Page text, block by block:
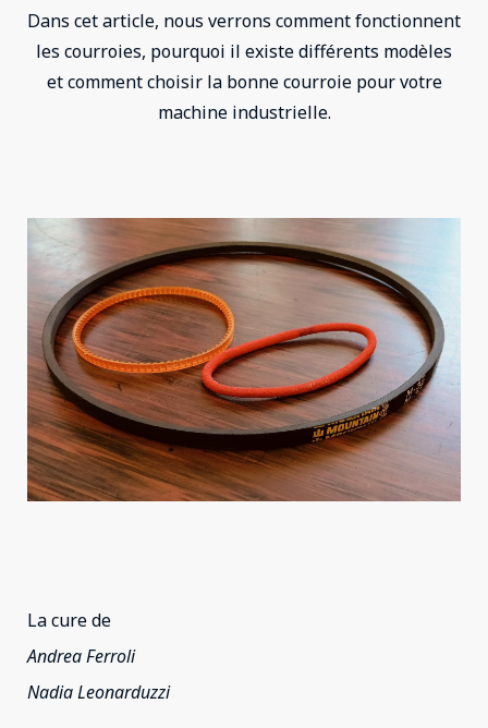
Dans cet article, nous verrons comment fonctionnent
les courroies, pourquoi il existe différents modèles
et comment choisir la bonne courroie pour votre
machine industrielle.
La cure de
Andrea Ferroli
Nadia Leonarduzzi